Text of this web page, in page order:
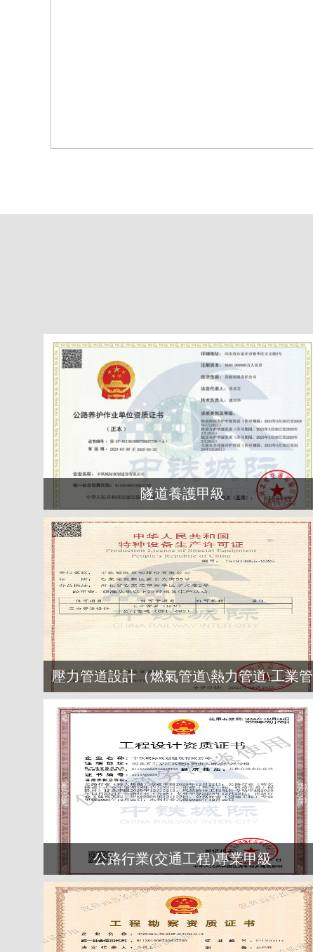
隧道養護甲級
壓力管道設計（燃氣管道\熱力管道\工業管
道）
公路行業(交通工程)專業甲級